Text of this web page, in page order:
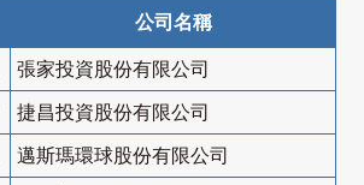
公司名稱
張家投資股份有限公司
捷昌投資股份有限公司
邁斯瑪環球股份有限公司